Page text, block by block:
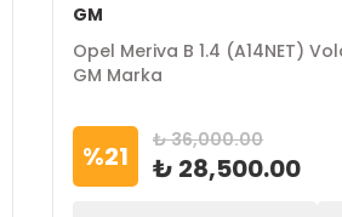
GM
Opel Meriva B 1.4 (A14NET)
GM Marka
%21 ₺ 36,000.00
₺ 28,500.00